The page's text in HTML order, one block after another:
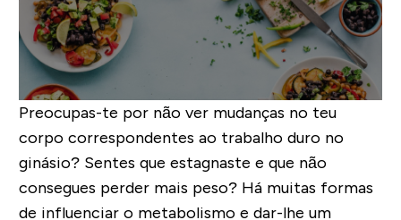
Preocupas-te por não ver mudanças no teu
corpo correspondentes ao trabalho duro no
ginásio? Sentes que estagnaste e que não
consegues perder mais peso? Há muitas formas
de influenciar o metabolismo e dar-lhe um